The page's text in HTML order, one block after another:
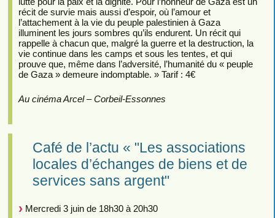
récit de survie mais aussi d’espoir, où l’amour et
l’attachement à la vie du peuple palestinien à Gaza
illuminent les jours sombres qu’ils endurent. Un récit qui
rappelle à chacun que, malgré la guerre et la destruction, la
vie continue dans les camps et sous les tentes, et qui
prouve que, même dans l’adversité, l’humanité du « peuple
de Gaza » demeure indomptable. » Tarif : 4€
Au cinéma Arcel – Corbeil-Essonnes
Café de l’actu « "Les associations
locales d’échanges de biens et de
services sans argent"
Mercredi 3 juin de 18h30 à 20h30